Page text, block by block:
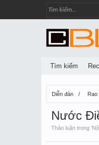
Diễn đàn Rao
Nước
Thảo luận trong '
Tìm kiếm